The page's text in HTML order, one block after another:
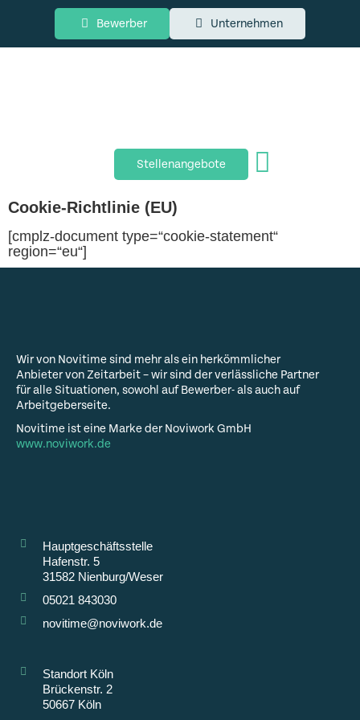
Bewerber Unternehmen
Stellenangebote
Cookie-Richtlinie (EU)
[cmplz-document type=“cookie-statement“
region=“eu“]
Wir von Novitime sind mehr als ein herkömmlicher
Anbieter von Zeitarbeit – wir sind der verlässliche Partner
für alle Situationen, sowohl auf Bewerber- als auch auf
Arbeitgeberseite.
Novitime ist eine Marke der Noviwork GmbH
www.noviwork.de
Hauptgeschäftsstelle
Hafenstr. 5
31582 Nienburg/Weser
05021 843030
novitime@noviwork.de
Standort Köln
Brückenstr. 2
50667 Köln